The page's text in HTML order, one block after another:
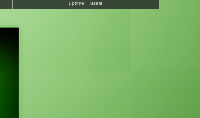
uptime:
users: